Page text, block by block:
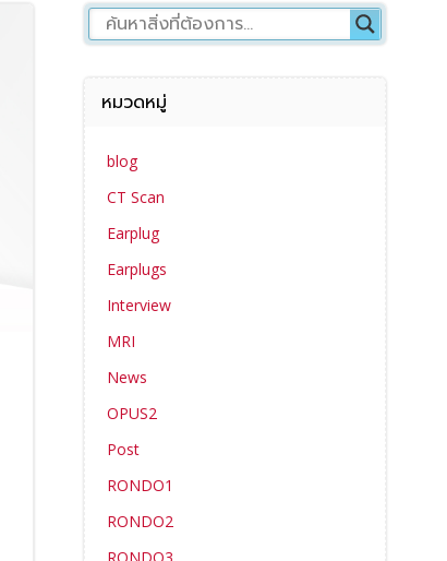
หมวดหมู่
blog
CT Scan
Earplug
Earplugs
Interview
MRI
News
OPUS2
Post
RONDO1
RONDO2